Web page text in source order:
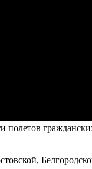
полетов